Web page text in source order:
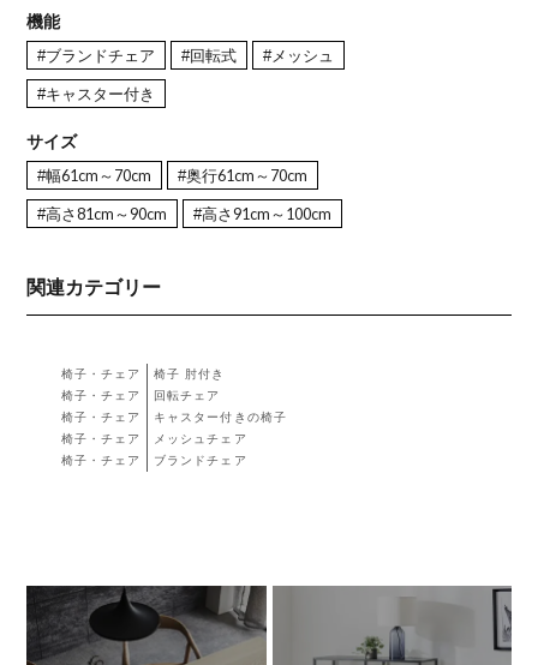
機能
#ブランドチェア #回転式 #メッシュ
#キャスター付き
サイズ
#幅61cm～70cm #奥行61cm～70cm
#高さ81cm～90cm #高さ91cm～100cm
関連カテゴリー
椅子・チェア
椅子 肘付き
椅子・チェア
回転チェア
椅子・チェア
キャスター付きの椅子
椅子・チェア
メッシュチェア
椅子・チェア
ブランドチェア